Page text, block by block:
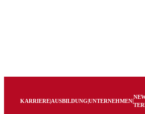
KARRIERE|AUSBILDUNG|UNTERNEHMEN|